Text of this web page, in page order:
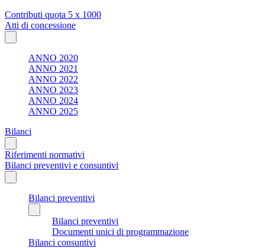
Contributi quota 5 x 1000
Atti di concessione
ANNO 2020
ANNO 2021
ANNO 2022
ANNO 2023
ANNO 2024
ANNO 2025
Bilanci
Riferimenti normativi
Bilanci preventivi e consuntivi
Bilanci preventivi
Bilanci preventivi
Documenti unici di programmazione
Bilanci consuntivi